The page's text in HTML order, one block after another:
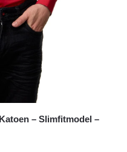
– Slimfitmodel –